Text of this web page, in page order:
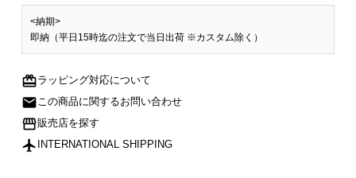
<納期>
即納（平日15時迄の注文で当日出荷 ※カスタム除く）
redeemラッピング対応について
mailこの商品に関するお問い合わせ
storefront販売店を探す
flight INTERNATIONAL SHIPPING